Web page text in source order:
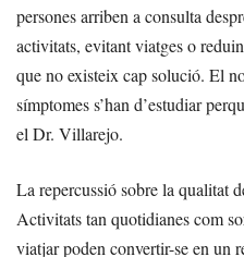
persones arriben a consulta
activitats, evitant viatges o
que no existeix cap solució. El
símptomes s’han d’estudiar
el Dr. Villarejo.
La repercussió sobre la qualitat
Activitats tan quotidianes com
viatjar poden convertir-se en un